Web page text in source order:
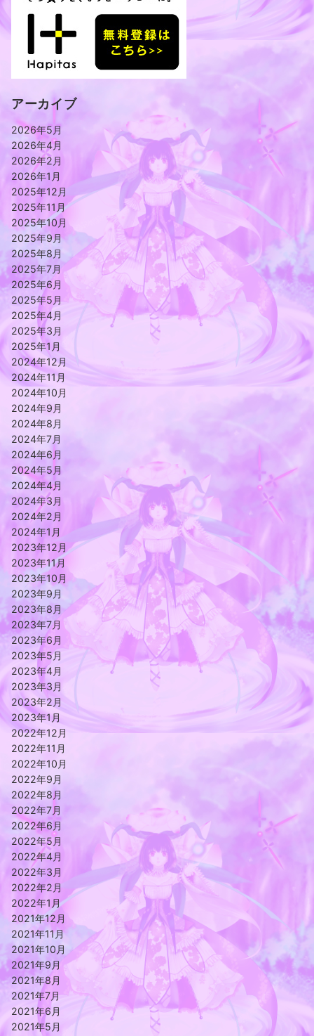
アーカイブ
2026年5月
2026年4月
2026年2月
2026年1月
2025年12月
2025年11月
2025年10月
2025年9月
2025年8月
2025年7月
2025年6月
2025年5月
2025年4月
2025年3月
2025年1月
2024年12月
2024年11月
2024年10月
2024年9月
2024年8月
2024年7月
2024年6月
2024年5月
2024年4月
2024年3月
2024年2月
2024年1月
2023年12月
2023年11月
2023年10月
2023年9月
2023年8月
2023年7月
2023年6月
2023年5月
2023年4月
2023年3月
2023年2月
2023年1月
2022年12月
2022年11月
2022年10月
2022年9月
2022年8月
2022年7月
2022年6月
2022年5月
2022年4月
2022年3月
2022年2月
2022年1月
2021年12月
2021年11月
2021年10月
2021年9月
2021年8月
2021年7月
2021年6月
2021年5月